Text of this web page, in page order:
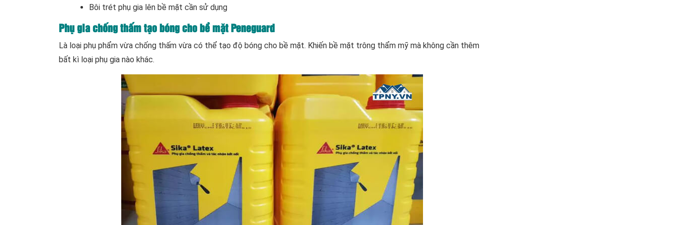
Bôi trét phụ gia lên bề mặt cần sử dụng
Phụ gia chống thấm tạo bóng cho bề mặt Peneguard
Là loại phụ phẩm vừa chống thấm vừa có thể tạo độ bóng cho bề mặt. Khiến bề mặt trông thẩm mỹ mà không cần thêm
bất kì loại phụ gia nào khác.